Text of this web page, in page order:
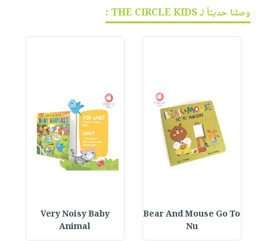
وصلنا حديثاً لـ THE CIRCLE KIDS :
Bear And Mouse Go To
Nu
Very Noisy Baby
Animal